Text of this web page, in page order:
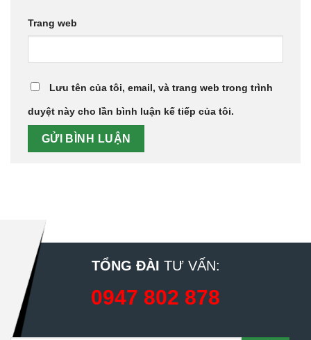
Trang web
Lưu tên của tôi, email, và trang web trong trình
duyệt này cho lần bình luận kế tiếp của tôi.
TỔNG ĐÀI TƯ VẤN:
0947 802 878